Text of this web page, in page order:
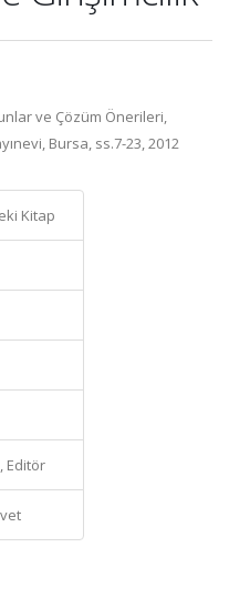
ve Çözüm Önerileri,
Bursa, ss.7-23, 2012
Kitap
Editör